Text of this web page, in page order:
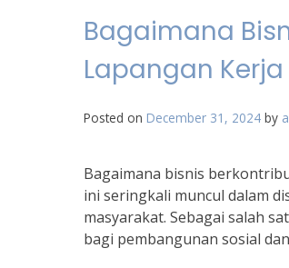
Bagaimana
Lapangan
Posted on December 31, 2024 by
Bagaimana bisnis
ini seringkali muncul dalam
masyarakat. Sebagai salah
bagi pembangunan sosial